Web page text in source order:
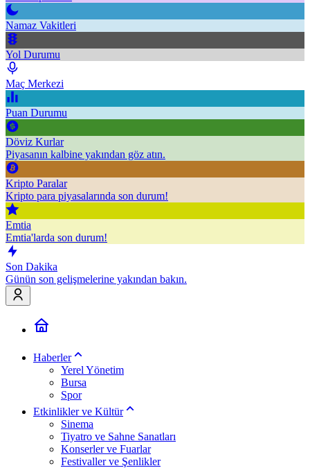
Namaz Vakitleri
Yol Durumu
Maç Merkezi
Puan Durumu
Döviz Kurlar
Piyasanın kalbine yakından göz atın.
Kripto Paralar
Kripto para piyasalarında son durum!
Emtia
Emtia'larda son durum!
Son Dakika
Günün son gelişmelerine yakından bakın.
Haberler
Yerel Yönetim
Bursa
Spor
Etkinlikler ve Kültür
Sinema
Tiyatro ve Sahne Sanatları
Konserler ve Fuarlar
Festivaller ve Şenlikler